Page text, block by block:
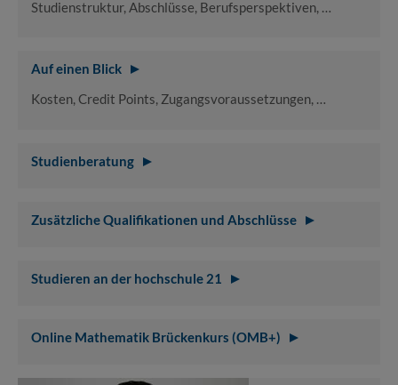
Studienstruktur, Abschlüsse, Berufsperspektiven, …
Auf einen Blick
Kosten, Credit Points, Zugangsvoraussetzungen, …
Studienberatung
Zusätzliche Qualifikationen und Abschlüsse
Studieren an der hochschule 21
Online Mathematik Brückenkurs (OMB+)